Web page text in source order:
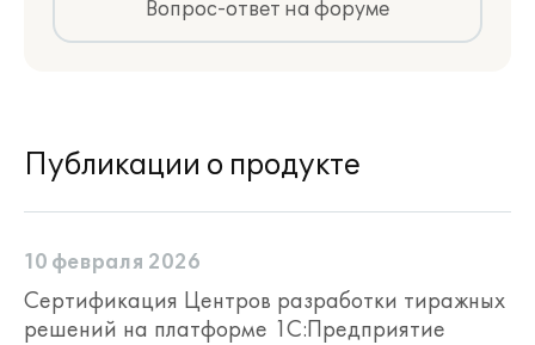
Учет и анализ технико-эксплуатационных
показателей работы техники
по выработке ТС и ТЭП. Эти показатели
доступны для детального анализа в
транспортных средств" и других.
Планирование работы ТС
Вопрос-ответ на форуме
Публикации о продукте
10 февраля 2026
Сертификация Центров разработки тиражных
решений на платформе 1С:Предприятие